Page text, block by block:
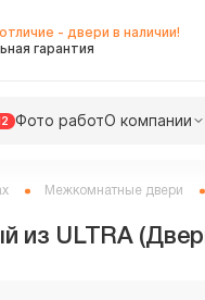
- двери в наличии!
гарантия
Фото работО компании
Межкомнатные двери
из ULTRA